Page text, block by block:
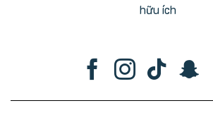
hữu ích